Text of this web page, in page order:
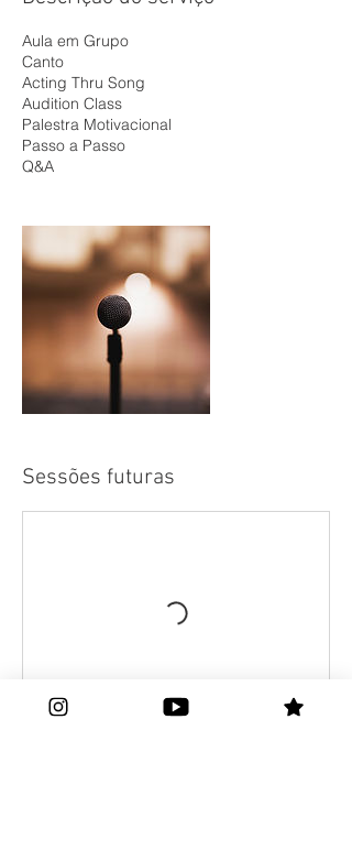
Aula em Grupo
Canto
Acting Thru Song
Audition Class
Palestra Motivacional
Passo a Passo
Q&A
Sessões futuras